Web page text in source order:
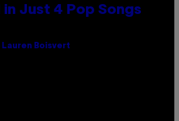
in Just 4 Pop Songs
Lauren Boisvert